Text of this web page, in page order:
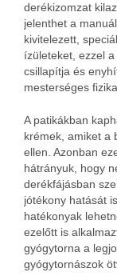
derékizomzat
jelenthet a
kivitelezett,
ízületeket, ezzel
csillapítja és
mesterséges
A patikákban
krémek, amiket a
ellen. Azonban
hátrányuk, hogy
derékfájásban
jótékony hatását
hatékonyak
ezelőtt is
gyógytorna a
gyógytornászok